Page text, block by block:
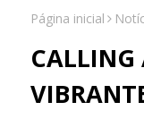
Página inicial
CALLING